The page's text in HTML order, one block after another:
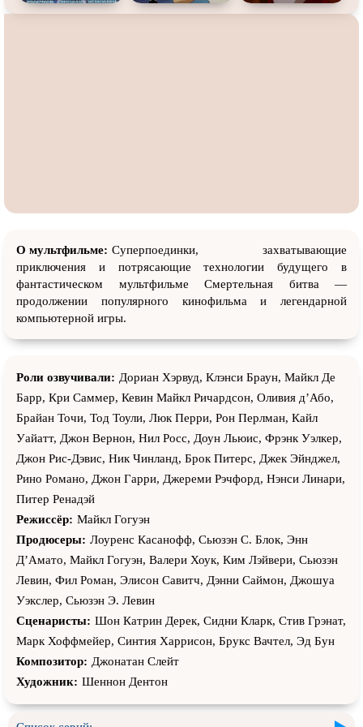
О мультфильме: Суперпоединки, захватывающие
приключения и потрясающие технологии будущего в
фантастическом мультфильме Смертельная битва —
продолжении популярного кинофильма и легендарной
компьютерной игры.
Роли озвучивали: Дориан Хэрвуд, Клэнси Браун, Майкл Де
Барр, Кри Саммер, Кевин Майкл Ричардсон, Оливия д’Або,
Брайан Точи, Тод Тоули, Люк Перри, Рон Перлман, Кайл
Уайатт, Джон Вернон, Нил Росс, Доун Льюис, Фрэнк Уэлкер,
Джон Рис-Дэвис, Ник Чинланд, Брок Питерс, Джек Эйнджел,
Рино Романо, Джон Гарри, Джереми Рэчфорд, Нэнси Линари,
Питер Ренадэй
Режиссёр: Майкл Гогуэн
Продюсеры: Лоуренс Касанофф, Сьюзэн С. Блок, Энн
Д’Амато, Майкл Гогуэн, Валери Хоук, Ким Лэйвери, Сьюзэн
Левин, Фил Роман, Элисон Савитч, Дэнни Саймон, Джошуа
Уэкслер, Сьюзэн Э. Левин
Сценаристы: Шон Катрин Дерек, Сидни Кларк, Стив Грэнат,
Марк Хоффмейер, Синтия Харрисон, Брукс Вачтел, Эд Бун
Композитор: Джонатан Слейт
Художник: Шеннон Дентон